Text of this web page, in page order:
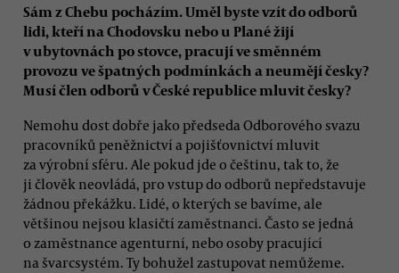
Sám z Chebu pocházím. Uměl byste vzít do odborů
lidi, kteří na Chodovsku nebo u Plané žijí
v ubytovnách po stovce, pracují ve směnném
provozu ve špatných podmínkách a neumějí česky?
Musí člen odborů v České republice mluvit česky?
Nemohu dost dobře jako předseda Odborového svazu
pracovníků peněžnictví a pojišťovnictví mluvit
za výrobní sféru. Ale pokud jde o češtinu, tak to, že
ji člověk neovládá, pro vstup do odborů nepředstavuje
žádnou překážku. Lidé, o kterých se bavíme, ale
většinou nejsou klasičtí zaměstnanci. Často se jedná
o zaměstnance agenturní, nebo osoby pracující
na švarcsystém. Ty bohužel zastupovat nemůžeme.